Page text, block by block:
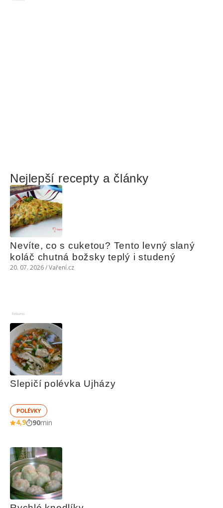
Nejlepší recepty a články
Nevíte, co s cuketou? Tento levný slaný
koláč chutná božsky teplý i studený
20. 07. 2026 / Vaření.cz
Reklama
Slepičí polévka Ujházy
POLÉVKY
4,9 90min